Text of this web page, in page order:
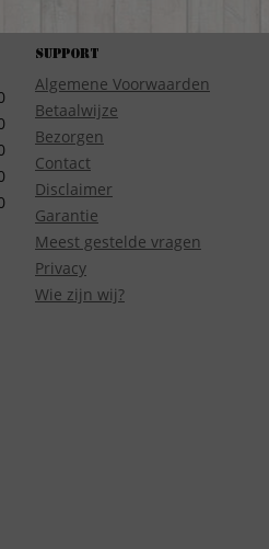
Support
Algemene Voorwaarden
Betaalwijze
Bezorgen
Contact
Disclaimer
Garantie
Meest gestelde vragen
Privacy
Wie zijn wij?